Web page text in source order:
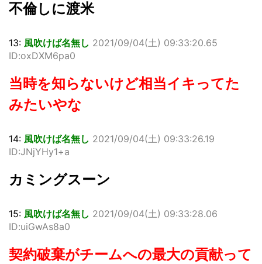
不倫しに渡米
13: 風吹けば名無し 2021/09/04(土) 09:33:20.65
ID:oxDXM6pa0
当時を知らないけど相当イキってた
みたいやな
14: 風吹けば名無し 2021/09/04(土) 09:33:26.19
ID:JNjYHy1+a
カミングスーン
15: 風吹けば名無し 2021/09/04(土) 09:33:28.06
ID:uiGwAs8a0
契約破棄がチームへの最大の貢献って